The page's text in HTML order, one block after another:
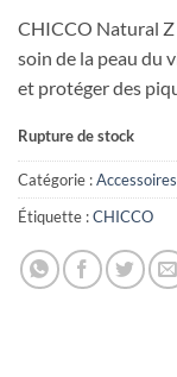
CHICCO Natural Z
soin de la peau du
et protéger des
Rupture de stock
Catégorie :Accessoires
Étiquette :CHICCO